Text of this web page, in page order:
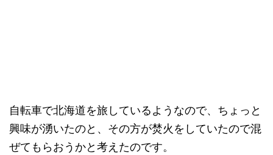
自転車で北海道を旅しているようなので、ちょっと
興味が湧いたのと、その方が焚火をしていたので混
ぜてもらおうかと考えたのです。